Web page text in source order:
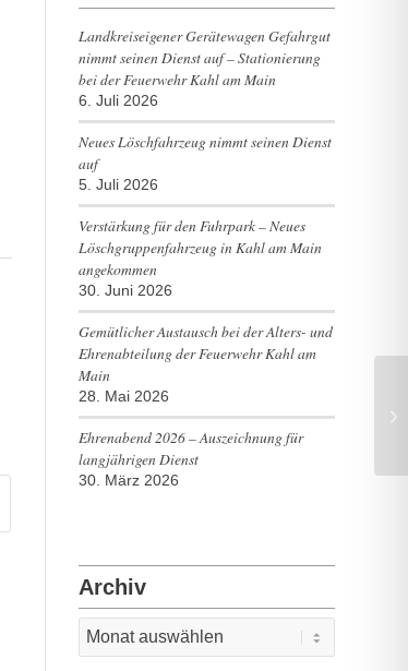
Landkreiseigener Gerätewagen Gefahrgut
nimmt seinen Dienst auf – Stationierung
bei der Feuerwehr Kahl am Main
6. Juli 2026
Neues Löschfahrzeug nimmt seinen Dienst
auf
5. Juli 2026
Verstärkung für den Fuhrpark – Neues
Löschgruppenfahrzeug in Kahl am Main
angekommen
30. Juni 2026
Gemütlicher Austausch bei der Alters- und
Ehrenabteilung der Feuerwehr Kahl am
Main
28. Mai 2026
Ehrenabend 2026 – Auszeichnung für
langjährigen Dienst
30. März 2026
Archiv